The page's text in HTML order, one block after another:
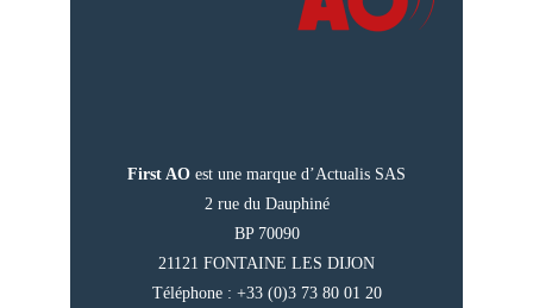
First AO est une marque d’Actualis SAS
2 rue du Dauphiné
BP 70090
21121 FONTAINE LES DIJON
Téléphone : +33 (0)3 73 80 01 20